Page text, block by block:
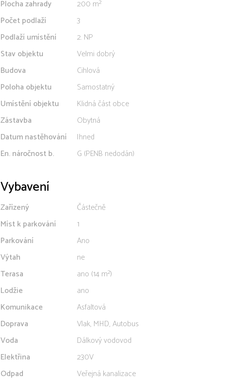
Plocha zahrady
200 m²
Počet podlaží
3
Podlaží umístění
2. NP
Stav objektu
Velmi dobrý
Budova
Cihlová
Poloha objektu
Samostatný
Umístění objektu
Klidná část obce
Zástavba
Obytná
Datum nastěhování
Ihned
En. náročnost b.
G (PENB nedodán)
Vybavení
Zařízený
Částečně
Míst k parkování
1
Parkování
Ano
Výtah
ne
Terasa
ano (14 m²)
Lodžie
ano
Komunikace
Asfaltová
Doprava
Vlak, MHD, Autobus
Voda
Dálkový vodovod
Elektřina
230V
Odpad
Veřejná kanalizace